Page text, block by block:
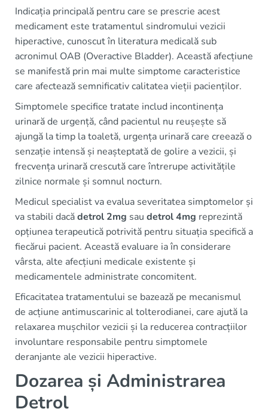
Indicația principală pentru care se prescrie acest
medicament este tratamentul sindromului vezicii
hiperactive, cunoscut în literatura medicală sub
acronimul OAB (Overactive Bladder). Această afecțiune
se manifestă prin mai multe simptome caracteristice
care afectează semnificativ calitatea vieții pacienților.
Simptomele specifice tratate includ incontinența
urinară de urgență, când pacientul nu reușește să
ajungă la timp la toaletă, urgența urinară care creează o
senzație intensă și neașteptată de golire a vezicii, și
frecvența urinară crescută care întrerupe activitățile
zilnice normale și somnul nocturn.
Medicul specialist va evalua severitatea simptomelor și
va stabili dacădetrol 2mg sau detrol 4mg reprezintă
opțiunea terapeutică potrivită pentru situația specifică a
fiecărui pacient. Această evaluare ia în considerare
vârsta, alte afecțiuni medicale existente și
medicamentele administrate concomitent.
Eficacitatea tratamentului se bazează pe mecanismul
de acțiune antimuscarinic al tolterodianei, care ajută la
relaxarea mușchilor vezicii și la reducerea contracțiilor
involuntare responsabile pentru simptomele
deranjante ale vezicii hiperactive.
Dozarea și Administrarea
Detrol